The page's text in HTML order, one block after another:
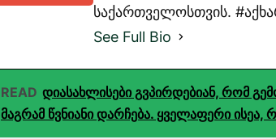
საქართველოსთვის.
See Full Bio
READ დიასახლისები გვპირდებიან, რომ
მაგრამ წვნიანი დარჩება. ყველაფერი ისეა,